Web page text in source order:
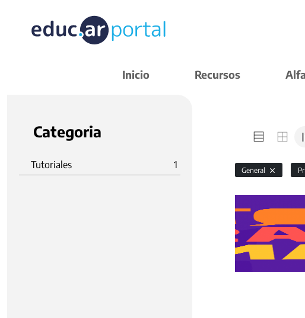
Inicio Recursos
Categoria
Tutoriales 1 General